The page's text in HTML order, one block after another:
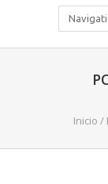
Inicio /